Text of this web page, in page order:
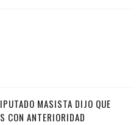
MASISTA DIJO QUE
CON ANTERIORIDAD